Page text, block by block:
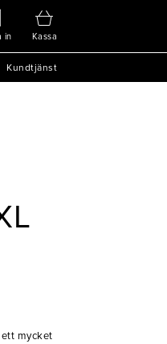
in Kassa
Kundtjänst
mycket